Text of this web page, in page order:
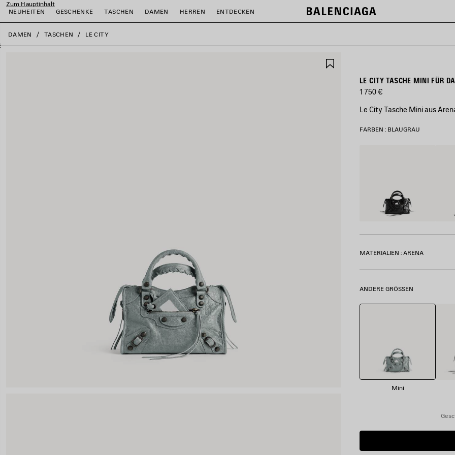
Zum Hauptinhalt
NEUHEITEN
GESCHENKE TASCHEN DAMEN HERREN ENTDECKEN
close the banner
DAMEN TASCHEN LE CITY
LE CITY TASCHE MINI FÜR
1 750 €
Le City Tasche Mini aus
FARBEN : BLAUGRAU
MATERIALIEN : ARENA
ANDERE GRÖSSEN
Mini